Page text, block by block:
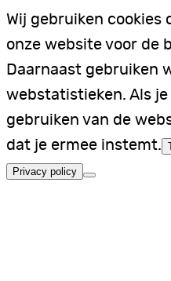
Wij gebruiken cookies
onze website voor de
Daarnaast gebruiken
webstatistieken. Als
gebruiken van de
dat je ermee instemt.
Privacy policy